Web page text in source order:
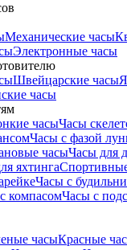
Механические часы
Электронные часы
Швейцарские часы
часы
часыЧасы
Часы с фазой
часыЧасы для
яхтинга
Часы с
компасомЧасы с
часыКрасные